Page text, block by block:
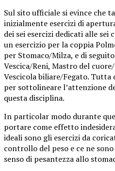
Sul sito ufficiale si evince che
inizialmente esercizi di
dei sei esercizi dedicati alle
un esercizio per la coppia
per Stomaco/Milza, e di
Vescica/Reni, Mastro del
Vescicola biliare/Fegato. Tutta
per sottolineare l’attenzione
questa disciplina.
In particolar modo durante
portare come effetto
ideali sono gli esercizi da
controllo del peso e ce ne
senso di pesantezza allo